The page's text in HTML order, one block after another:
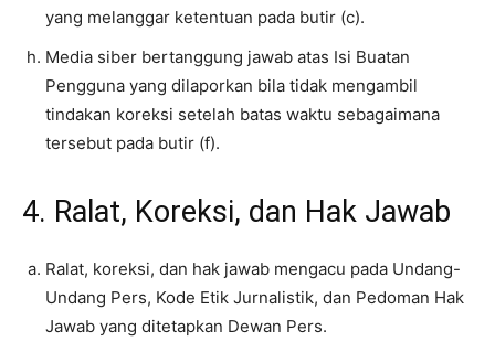
yang melanggar ketentuan pada butir (c).
Media siber bertanggung jawab atas Isi Buatan
Pengguna yang dilaporkan bila tidak mengambil
tindakan koreksi setelah batas waktu sebagaimana
tersebut pada butir (f).
4. Ralat, Koreksi, dan Hak Jawab
Ralat, koreksi, dan hak jawab mengacu pada Undang-
Undang Pers, Kode Etik Jurnalistik, dan Pedoman Hak
Jawab yang ditetapkan Dewan Pers.